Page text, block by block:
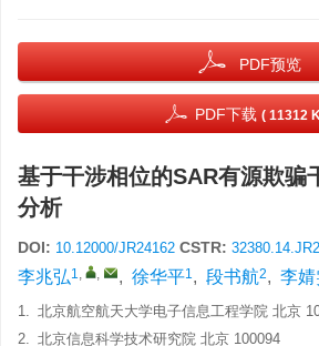
PDF预览
PDF下载 ( 11312
基于干涉相位的SAR有源欺骗
分析
DOI: 10.12000/JR24162 CSTR:
李兆弘1, , , 徐华平1, 段书航2, 李婧
1. 北京航空航天大学电子信息工程学院 北京
2. 北京信息科学技术研究院 北京 100094